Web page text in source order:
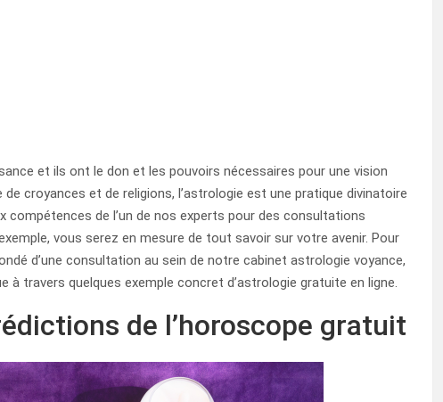
et ils ont le don et les pouvoirs nécessaires pour une vision
croyances et de religions, l’astrologie est une pratique divinatoire
compétences de l’un de nos experts pour des consultations
vous serez en mesure de tout savoir sur votre avenir. Pour
d’une consultation au sein de notre cabinet astrologie voyance,
à travers quelques exemple concret d’astrologie gratuite en ligne.
de l’horoscope gratuit